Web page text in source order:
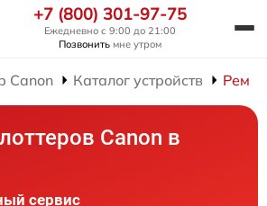
+7 (800) 301-97-75
Ежедневно с 9:00 до 21:00
Позвонить мне утром
Canon Каталог устройств
Canon в
сервис